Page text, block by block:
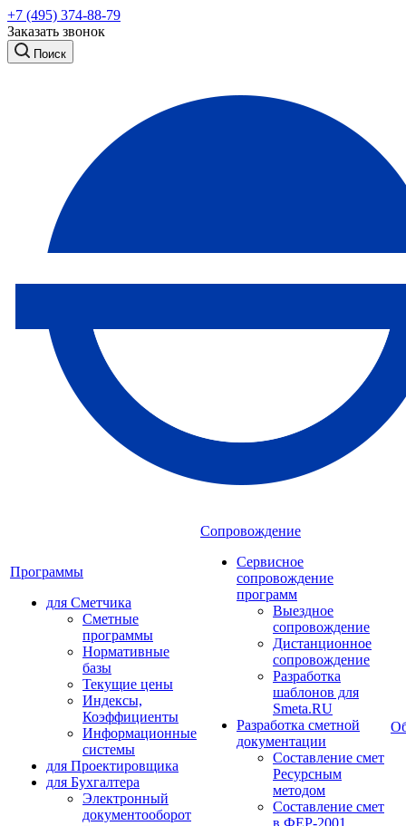
+7 (495) 374-88-79
Заказать звонок
Поиск
Программы
для Сметчика
Сметные
программы
Нормативные
базы
Текущие цены
Индексы,
Коэффициенты
Информационные
системы
для Проектировщика
для Бухгалтера
Электронный
документооборот
Сопровождение
Сервисное
сопровождение
программ
Выездное
сопровождение
Дистанционное
сопровождение
Разработка
шаблонов для
Smeta.RU
Разработка сметной
документации
Составление смет
Ресурсным
методом
Составление смет
в ФЕР-2001